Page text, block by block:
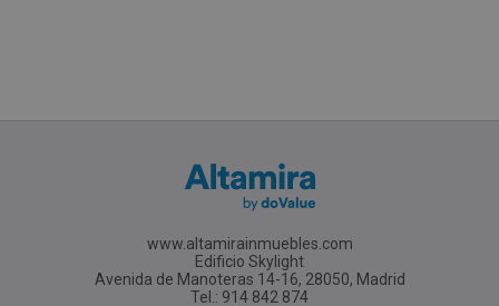
www.altamirainmuebles.com
Edificio Skylight
Avenida de Manoteras 14-16, 28050, Madrid
Tel.: 914 842 874